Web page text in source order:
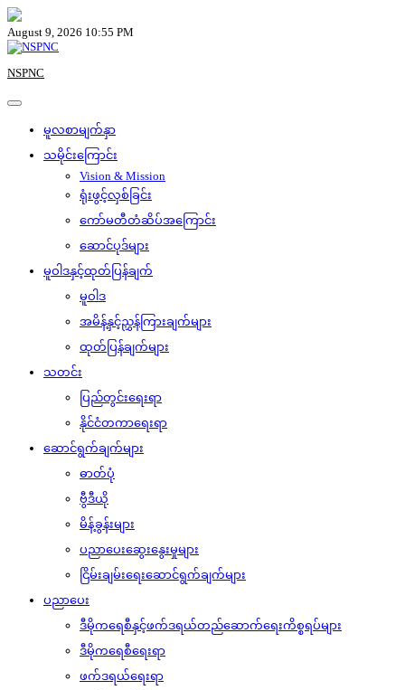
Skip
to
content
August 9, 2026 10:55 PM
NSPNC
မူလစာမျက်နှာ
သမိုင်းကြောင်း
Vision & Mission
ရုံးဖွင့်လှစ်ခြင်း
ကော်မတီတံဆိပ်အကြောင်း
ဆောင်ပုဒ်များ
မူဝါဒနှင့်ထုတ်ပြန်ချက်
မူဝါဒ
အမိန့်နှင့်ညွှန်ကြားချက်များ
ထုတ်ပြန်ချက်များ
သတင်း
ပြည်တွင်းရေးရာ
နိုင်ငံတကာရေးရာ
ဆောင်ရွက်ချက်များ
ဓာတ်ပုံ
ဗွီဒီယို
မိန့်ခွန်းများ
ပညာပေးဆွေးနွေးမှုများ
ငြိမ်းချမ်းရေးဆောင်ရွက်ချက်များ
ပညာပေး
ဒီမိုကရေစီနှင့်ဖက်ဒရယ်တည်ဆောက်‌ရေးကိစ္စရပ်များ
ဒီမိုကရေစီရေးရာ
ဖက်ဒရယ်ရေးရာ